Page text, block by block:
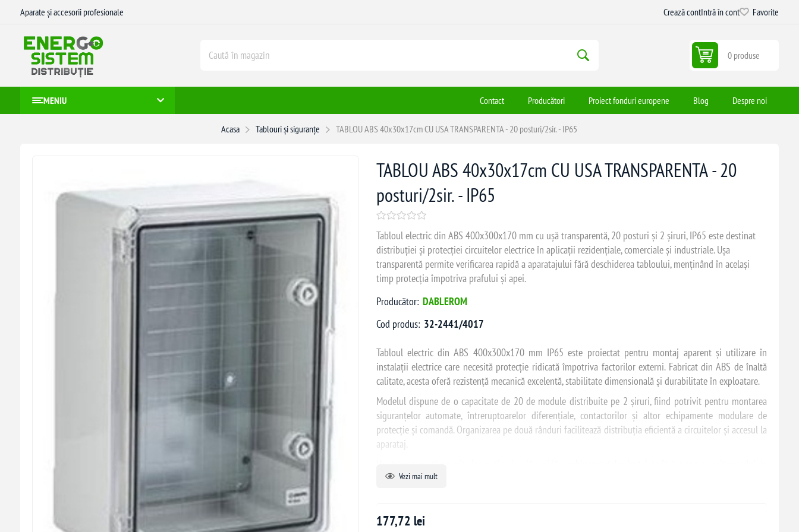
Aparate și accesorii profesionale Crează contIntră în cont Favorite
0 produse
MENIU Contact Producători Proiect fonduri europene Blog Despre noi
Acasa Tablouri și siguranțe TABLOU ABS 40x30x17cm CU USA TRANSPARENTA - 20 posturi/2sir. - IP65
TABLOU ABS 40x30x17cm CU USA TRANSPARENTA - 20
posturi/2sir. - IP65
Tabloul electric din ABS 400x300x170 mm cu ușă transparentă, 20 posturi și 2 șiruri, IP65 este destinat
distribuției și protecției circuitelor electrice în aplicații rezidențiale, comerciale și industriale. Ușa
transparentă permite verificarea rapidă a aparatajului fără deschiderea tabloului, menținând în același
timp protecția împotriva prafului și apei.
Producător: DABLEROM
Cod produs: 32-2441/4017
Tabloul electric din ABS 400x300x170 mm IP65 este proiectat pentru montaj aparent și utilizare în
instalații electrice care necesită protecție ridicată împotriva factorilor externi. Fabricat din ABS de înaltă
calitate, acesta oferă rezistență mecanică excelentă, stabilitate dimensională și durabilitate în exploatare.
Modelul dispune de o capacitate de 20 de module distribuite pe 2 șiruri, fiind potrivit pentru montarea
siguranțelor automate, întreruptoarelor diferențiale, contactorilor și altor echipamente modulare de
protecție și comandă. Organizarea pe două rânduri facilitează distribuția eficientă a circuitelor și accesul la
aparataj.
protecție al tabloului. Această caracteristică este deosebit de utilă în spațiile tehnice, comerciale și
Gradul de protecție IP65 asigură protecție completă împotriva prafului și rezistență la jeturi de apă din
orice direcție, ceea ce face tabloul ideal pentru utilizare în exterior, hale industriale, ateliere, garaje,
Vezi mai mult
177,72 lei